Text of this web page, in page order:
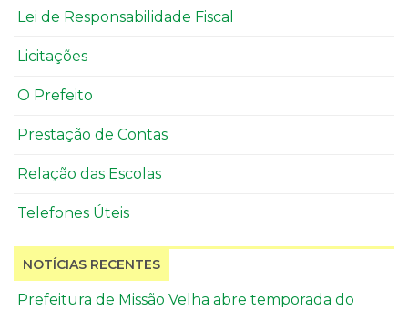
Lei de Responsabilidade Fiscal
Licitações
O Prefeito
Prestação de Contas
Relação das Escolas
Telefones Úteis
NOTÍCIAS RECENTES
Prefeitura de Missão Velha abre temporada do